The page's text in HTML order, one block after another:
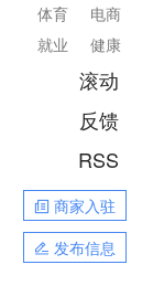
电商
健康
体育
就业
滚动
反馈
RSS
商家入驻
发布信息